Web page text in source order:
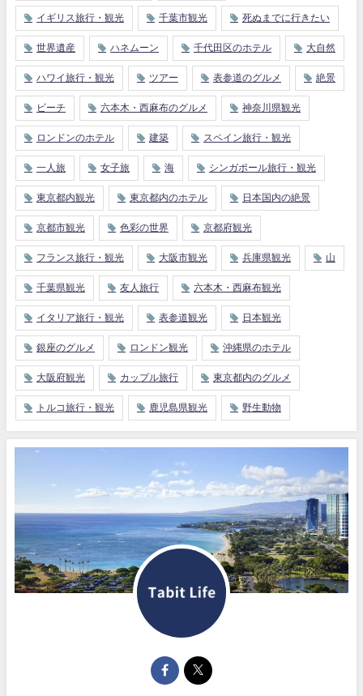
イギリス旅行・観光 千葉市観光 死ぬまでに行きたい
世界遺産 ハネムーン 千代田区のホテル 大自然
ハワイ旅行・観光 ツアー 表参道のグルメ 絶景
ビーチ 六本木・西麻布のグルメ 神奈川県観光
ロンドンのホテル 建築 スペイン旅行・観光
一人旅 女子旅 海 シンガポール旅行・観光
東京都内観光 東京都内のホテル 日本国内の絶景
京都市観光 色彩の世界 京都府観光
フランス旅行・観光 大阪市観光 兵庫県観光 山
千葉県観光 友人旅行 六本木・西麻布観光
イタリア旅行・観光 表参道観光 日本観光
銀座のグルメ ロンドン観光 沖縄県のホテル
大阪府観光 カップル旅行 東京都内のグルメ
トルコ旅行・観光 鹿児島県観光 野生動物